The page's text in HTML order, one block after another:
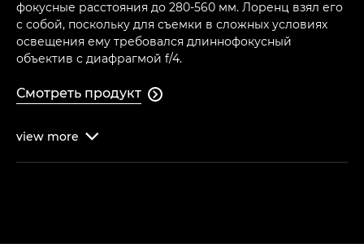
фокусные расстояния до 280-560 мм. Лоренц взял его
с собой, поскольку для съемки в сложных условиях
освещения ему требовался длиннофокусный
объектив с диафрагмой f/4.
Смотреть продукт 
view more 